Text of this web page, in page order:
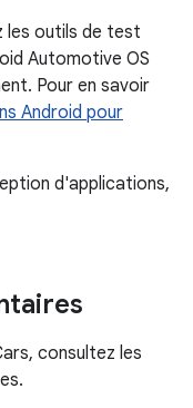
les outils de test
Automotive OS
Pour en savoir
Android pour
d'applications,
consultez les